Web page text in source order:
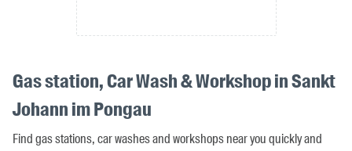
Gas station, Car Wash & Workshop in Sankt
Johann im Pongau
Find gas stations, car washes and workshops near you quickly and